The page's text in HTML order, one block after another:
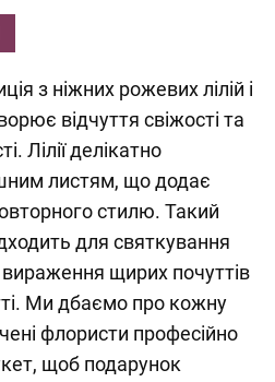
з ніжних рожевих лілій і
відчуття свіжості та
Лілії делікатно
листям, що додає
стилю. Такий
для святкування
щирих почуттів
Ми дбаємо про кожну
флористи професійно
щоб подарунок